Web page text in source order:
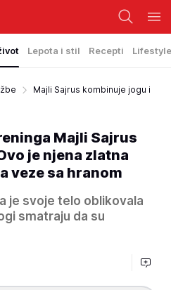
Lepota i stil Recepti Lifestyle
Majli Sajrus kombinuje jogu i
Majli Sajrus
je njena zlatna
veze sa hranom
je svoje telo oblikovala
smatraju da su